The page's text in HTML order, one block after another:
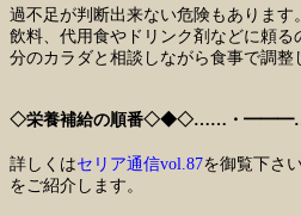
過不足が判断出来ない危険もあります
飲料、代用食やドリンク剤などに頼る
分のカラダと相談しながら食事で調整
◇栄養補給の順番◇◆◇……・
詳しくはセリア通信vol.87を御覧下さ
をご紹介します。